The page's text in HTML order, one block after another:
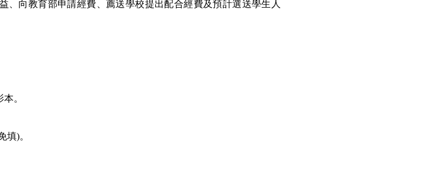
、向教育部申請經費、薦送學校提出配合經費及預計選送學生人
。
填)。